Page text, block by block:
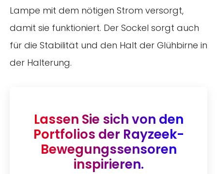
Lampe mit dem nötigen Strom versorgt,
damit sie funktioniert. Der Sockel sorgt auch
für die Stabilität und den Halt der Glühbirne in
der Halterung.
Lassen Sie sich von den
Portfolios der Rayzeek-
Bewegungssensoren
inspirieren.